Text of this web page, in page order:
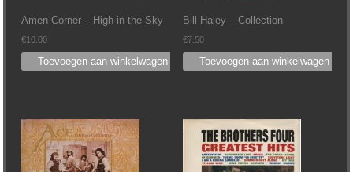
Amen Corner – High in the Sky
€10.00
Toevoegen aan winkelwagen
Bill Haley – Collection
€7.50
Toevoegen aan winkelwagen